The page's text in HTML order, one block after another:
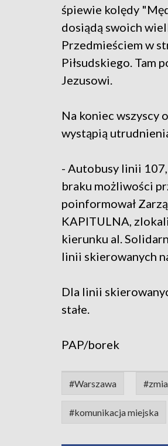
śpiewie kolędy
dosiądą swoich
Przedmieściem w
Piłsudskiego. Tam
Jezusowi.
Na koniec wszyscy
wystąpią
- Autobusy linii
braku możliwości
poinformował
KAPITULNA,
kierunku al.
linii skierowanych
Dla linii
stałe.
PAP/borek
#Warszawa
#komunikacja miejska